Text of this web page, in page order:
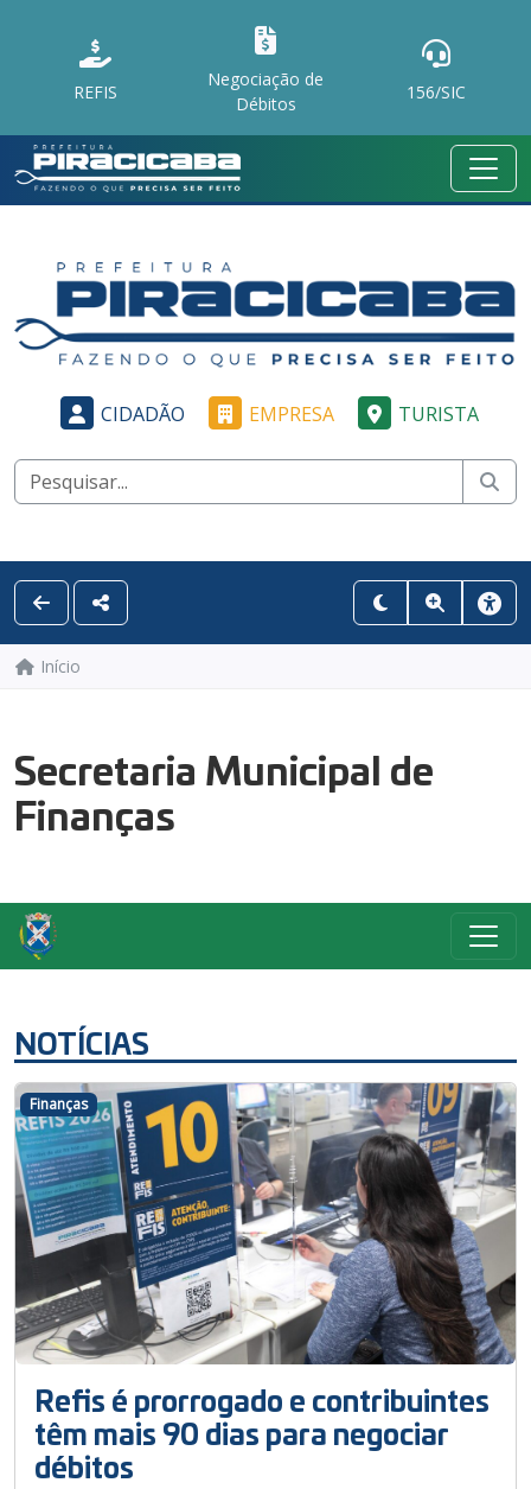
REFIS
Negociação de
Débitos
156/SIC
CIDADÃO EMPRESA TURISTA
Início
Secretaria Municipal de
Finanças
NOTÍCIAS
Refis é prorrogado e contribuintes
têm mais 90 dias para negociar
débitos
Finanças